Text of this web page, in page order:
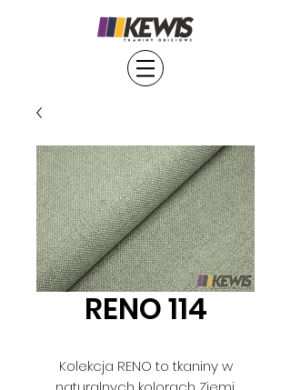
RENO 114
Kolekcja RENO to tkaniny w